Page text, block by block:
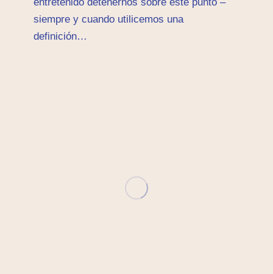
siempre y cuando utilicemos una
definición…